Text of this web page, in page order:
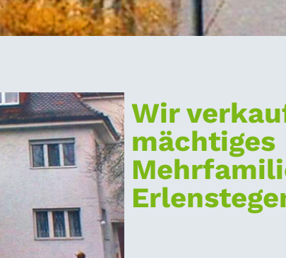
Wir
mächtiges